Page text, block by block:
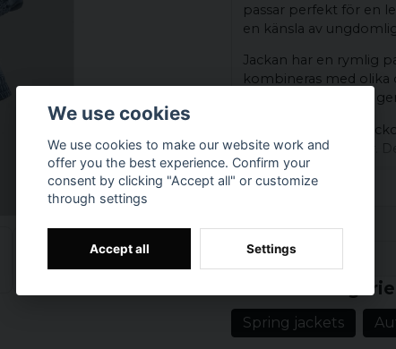
passar perfekt för en
en känsla av
Jackan har en rymlig
kombineras med
uppklädd look. Den
Med sina praktiska
att förvara småsaker.
dimension till designen.
jackan kan bäras året
Material: 100%
Vikt: 8 oz
Pia Maria Sofia
Prishistorik
Related
Spring jackets
We use cookies
We use cookies to make our website work and
offer you the best experience. Confirm your
consent by clicking "Accept all" or customize
through settings
Accept all Settings